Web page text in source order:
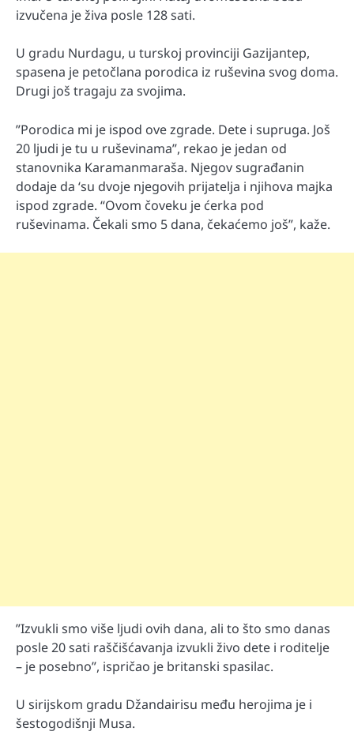
izvučena je živa posle 128 sati.
U gradu Nurdagu, u turskoj provinciji Gazijantep,
spasena je petočlana porodica iz ruševina svog doma.
Drugi još tragaju za svojima.
”Porodica mi je ispod ove zgrade. Dete i supruga. Još
20 ljudi je tu u ruševinama”, rekao je jedan od
stanovnika Karamanmaraša. Njegov sugrađanin
dodaje da ‘su dvoje njegovih prijatelja i njihova majka
ispod zgrade. “Ovom čoveku je ćerka pod
ruševinama. Čekali smo 5 dana, čekaćemo još”, kaže.
”Izvukli smo više ljudi ovih dana, ali to što smo danas
posle 20 sati raščišćavanja izvukli živo dete i roditelje
– je posebno”, ispričao je britanski spasilac.
U sirijskom gradu Džandairisu među herojima je i
šestogodišnji Musa.